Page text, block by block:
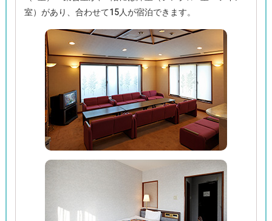
室）があり、合わせて15人が宿泊できます。